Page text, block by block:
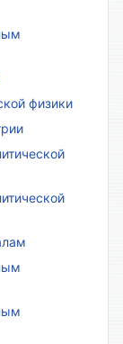
физики